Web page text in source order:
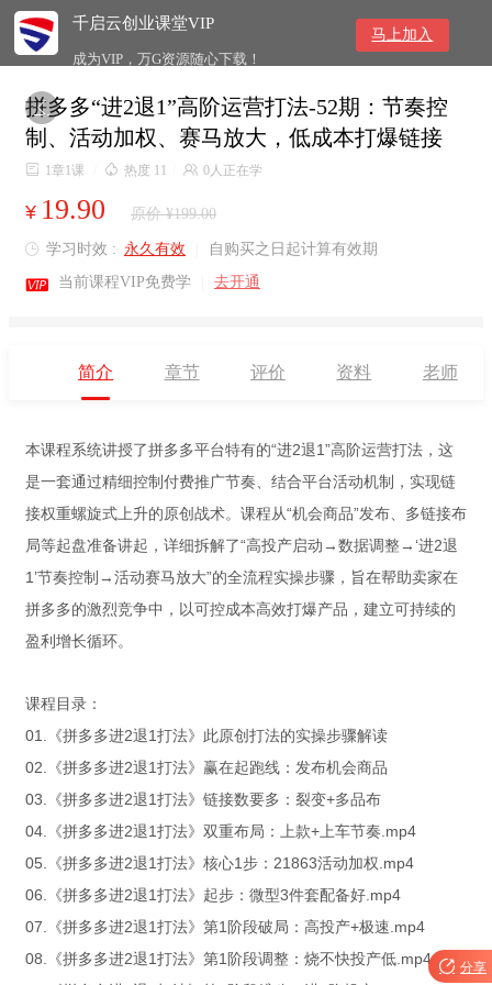
千启云创业课堂VIP
成为VIP，万G资源随心下载！
马上加入

拼多多“进2退1”高阶运营打法-52期：节奏控
制、活动加权、赛马放大，低成本打爆链接
 1章1课  热度 11  0人正在学
¥ 19.90 原价 ¥199.00
 学习时效 : 永久有效 自购买之日起计算有效期
 当前课程VIP免费学 去开通
简介 章节 评价 资料 老师
本课程系统讲授了拼多多平台特有的“进2退1”高阶运营打法，这
是一套通过精细控制付费推广节奏、结合平台活动机制，实现链
接权重螺旋式上升的原创战术。课程从“机会商品”发布、多链接布
局等起盘准备讲起，详细拆解了“高投产启动→数据调整→‘进2退
1’节奏控制→活动赛马放大”的全流程实操步骤，旨在帮助卖家在
拼多多的激烈竞争中，以可控成本高效打爆产品，建立可持续的
盈利增长循环。
课程目录：
01.《拼多多进2退1打法》此原创打法的实操步骤解读
02.《拼多多进2退1打法》赢在起跑线：发布机会商品
03.《拼多多进2退1打法》链接数要多：裂变+多品布
04.《拼多多进2退1打法》双重布局：上款+上车节奏.mp4
05.《拼多多进2退1打法》核心1步：21863活动加权.mp4
06.《拼多多进2退1打法》起步：微型3件套配备好.mp4
07.《拼多多进2退1打法》第1阶段破局：高投产+极速.mp4
08.《拼多多进2退1打法》第1阶段调整：烧不快投产低.mp4  分享